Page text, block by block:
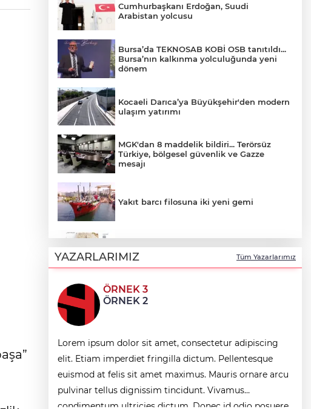
Cumhurbaşkanı Erdoğan, Suudi
Arabistan yolcusu
Bursa’da TEKNOSAB KOBİ OSB tanıtıldı...
Bursa’nın kalkınma yolculuğunda yeni
dönem
Kocaeli Darıca’ya Büyükşehir'den modern
ulaşım yatırımı
MGK'dan 8 maddelik bildiri... Terörsüz
Türkiye, bölgesel güvenlik ve Gazze
mesajı
Yakıt barcı filosuna iki yeni gemi
tek platformda
Türkiye ile Vietnam arasında 'hava'da
yeni dönem... Sefer kapasitesi artırıldı
Görevden uzaklaştırılan Utku Caner
Çaykara hakkında tahliye kararı
Fındık alım fiyatları açıklandı... Alımlar 24
Ağustos'ta başlıyor
YAZARLARIMIZ Tüm Yazarlarımız
ÖRNEK 3
ÖRNEK 2
Lorem ipsum dolor sit amet, consectetur adipiscing
elit. Etiam imperdiet fringilla dictum. Pellentesque
euismod at felis sit amet maximus. Mauris ornare arcu
pulvinar tellus dignissim tincidunt. Vivamus
condimentum ultricies dictum. Donec id odio posuere,